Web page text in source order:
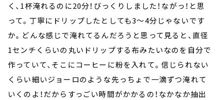
く、1杯淹れるのに20分！びっくりしました！ながっ！と思
って。丁寧にドリップしたとしても3～4分じゃないです
か。どんな感じで淹れてるんだろうと思って見ると、直径
1センチくらいの丸いドリップする布みたいなのを自分で
作っていて、そこにコーヒーに粉を入れて。信じられない
くらい細いジョーロのような先っちょで一滴ずつ淹れて
いくのよ！だからすっごい時間がかかるの！なかなか抽出